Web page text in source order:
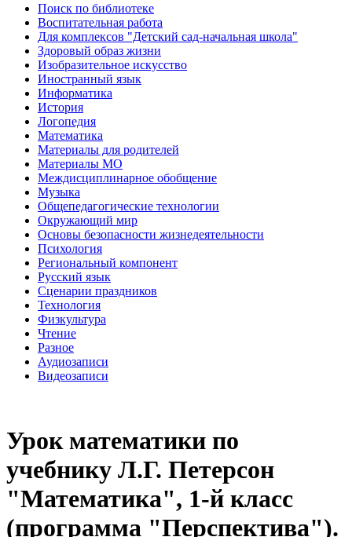
Поиск по библиотеке
Воспитательная работа
Для комплексов "Детский сад-начальная школа"
Здоровый образ жизни
Изобразительное искусство
Иностранный язык
Информатика
История
Логопедия
Математика
Материалы для родителей
Материалы МО
Междисциплинарное обобщение
Музыка
Общепедагогические технологии
Окружающий мир
Основы безопасности жизнедеятельности
Психология
Региональный компонент
Русский язык
Сценарии праздников
Технология
Физкультура
Чтение
Разное
Аудиозаписи
Видеозаписи
Урок математики по
учебнику Л.Г. Петерсон
"Математика", 1-й класс
(программа "Перспектива").